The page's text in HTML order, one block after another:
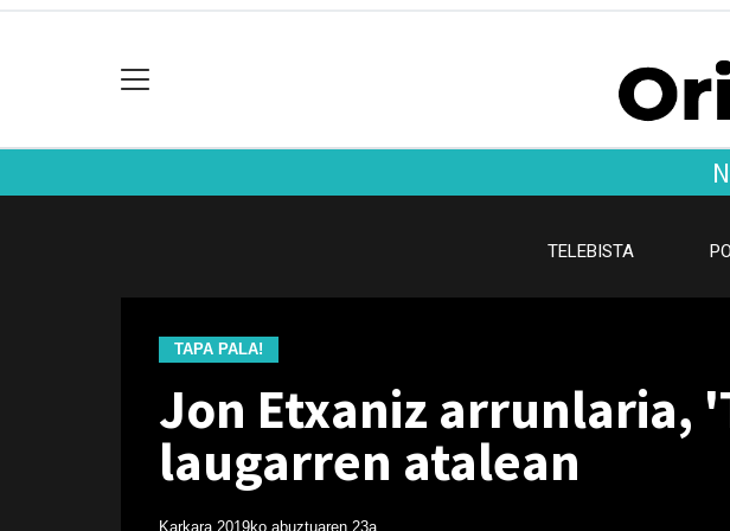
TELEBISTA
TAPA PALA!
Jon Etxaniz arrunlaria,
laugarren atalean
Karkara 2019ko abuztuaren 23a